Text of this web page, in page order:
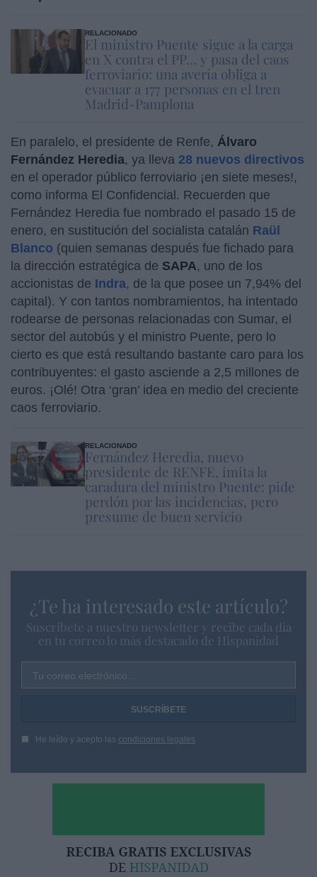
RELACIONADO
El ministro Puente sigue a la carga
en X contra el PP… y pasa del caos
ferroviario: una avería obliga a
evacuar a 177 personas en el tren
Madrid-Pamplona
En paralelo, el presidente de Renfe, Álvaro
Fernández Heredia, ya lleva 28 nuevos directivos
en el operador público ferroviario ¡en siete meses!,
como informa El Confidencial. Recuerden que
Fernández Heredia fue nombrado el pasado 15 de
enero, en sustitución del socialista catalán Raül
Blanco (quien semanas después fue fichado para
la dirección estratégica de SAPA, uno de los
accionistas de Indra, de la que posee un 7,94% del
capital). Y con tantos nombramientos, ha intentado
rodearse de personas relacionadas con Sumar, el
sector del autobús y el ministro Puente, pero lo
cierto es que está resultando bastante caro para los
contribuyentes: el gasto asciende a 2,5 millones de
euros. ¡Olé! Otra ‘gran’ idea en medio del creciente
caos ferroviario.
RELACIONADO
Fernández Heredia, nuevo
presidente de RENFE, imita la
caradura del ministro Puente: pide
perdón por las incidencias, pero
presume de buen servicio
¿Te ha interesado este artículo?
Suscríbete a nuestro newsletter y recibe cada dia
en tu correo lo más destacado de Hispanidad
Tu correo electrónico...
He leído y acepto las condiciones legales